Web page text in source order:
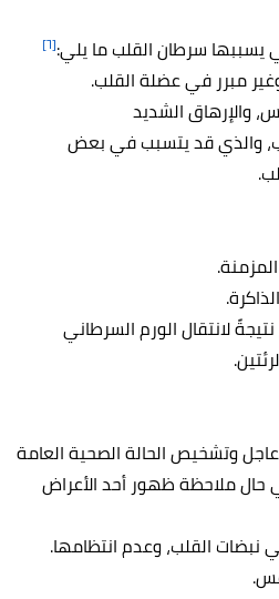
يسببها سرطان القلب ما يلي:[٦]
مبرر في عضلة القلب.
والإرهاق الشديد
والذي قد يتسبب في بعض
لانتقال الورم السرطاني
وتشخيص الحالة الصحية العامة
ملاحظة ظهور أحد الأعراض
نبضات القلب، وعدم انتظامها.